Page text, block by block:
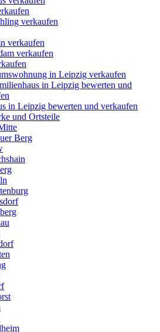
verkaufen
verkaufen
verkaufen
in Leipzig verkaufen
in Leipzig bewerten und
in Leipzig bewerten und verkaufen
und Ortsteile
Berg